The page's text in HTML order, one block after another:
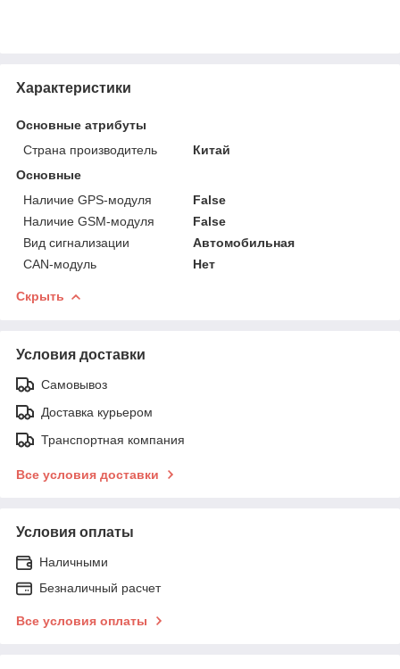
Характеристики
Основные атрибуты
Страна производитель
Китай
Основные
Наличие GPS-модуля
False
Наличие GSM-модуля
False
Вид сигнализации
Автомобильная
СAN-модуль
Нет
Скрыть
Условия доставки
Самовывоз
Доставка курьером
Транспортная компания
Все условия доставки
Условия оплаты
Наличными
Безналичный расчет
Все условия оплаты